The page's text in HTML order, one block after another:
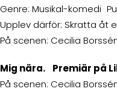
Genre: Musikal-komedi
Upplev därför: Skratta åt
På scenen: Cecilia
Mig nära. Premiär på
På scenen: Cecilia